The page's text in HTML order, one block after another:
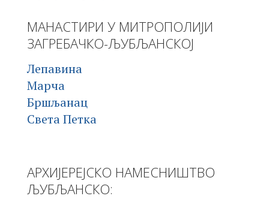
МАНАСТИРИ У МИТРОПОЛИЈИ
ЗАГРЕБАЧКО-ЉУБЉАНСКОЈ
Лепавина
Марча
Бршљанац
Света Петка
АРХИЈЕРЕЈСКО НАМЕСНИШТВО
ЉУБЉАНСКО: